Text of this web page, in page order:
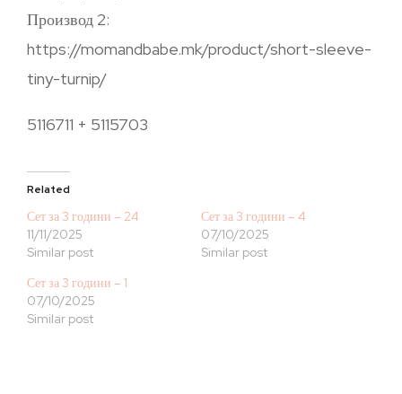
Производ 2:
https://momandbabe.mk/product/short-sleeve-
tiny-turnip/
5116711 + 5115703
Related
Сет за 3 години – 24
11/11/2025
Similar post
Сет за 3 години – 4
07/10/2025
Similar post
Сет за 3 години – 1
07/10/2025
Similar post